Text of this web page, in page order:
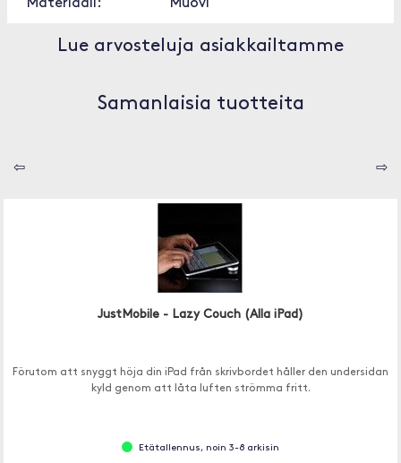
Materiaali: Muovi
Lue arvosteluja asiakkailtamme
Samanlaisia tuotteita
⇦ ⇨
JustMobile - Lazy Couch (Alla iPad)
Förutom att snyggt höja din iPad från skrivbordet håller den undersidan
kyld genom att låta luften strömma fritt.
Etätallennus, noin 3-8 arkisin